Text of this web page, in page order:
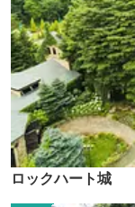
ロックハート城